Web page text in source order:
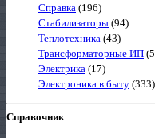
Справка (196)
Стабилизаторы (94)
Теплотехника (43)
Трансформаторные ИП
Электрика (17)
Электроника в быту (333)
Справочник